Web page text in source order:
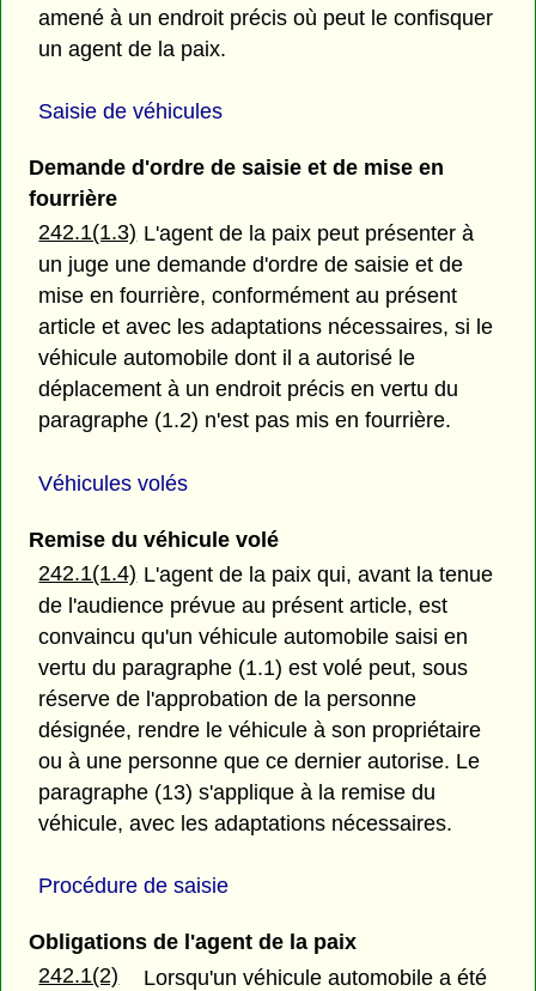
amené à un endroit précis où peut le confisquer
un agent de la paix.
Saisie de véhicules
Demande d'ordre de saisie et de mise en
fourrière
242.1(1.3) L'agent de la paix peut présenter à
un juge une demande d'ordre de saisie et de
mise en fourrière, conformément au présent
article et avec les adaptations nécessaires, si le
véhicule automobile dont il a autorisé le
déplacement à un endroit précis en vertu du
paragraphe (1.2) n'est pas mis en fourrière.
Véhicules volés
Remise du véhicule volé
242.1(1.4) L'agent de la paix qui, avant la tenue
de l'audience prévue au présent article, est
convaincu qu'un véhicule automobile saisi en
vertu du paragraphe (1.1) est volé peut, sous
réserve de l'approbation de la personne
désignée, rendre le véhicule à son propriétaire
ou à une personne que ce dernier autorise. Le
paragraphe (13) s'applique à la remise du
véhicule, avec les adaptations nécessaires.
Procédure de saisie
Obligations de l'agent de la paix
242.1(2)
Lorsqu'un véhicule automobile a été